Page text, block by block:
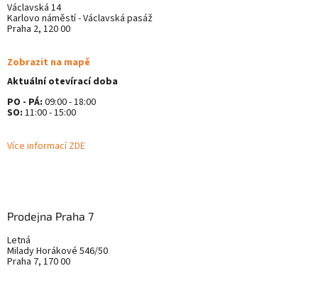
Václavská 14
Karlovo náměstí - Václavská pasáž
Praha 2, 120 00
Zobrazit na mapě
Aktuální otevírací doba
PO - PÁ: 09:00 - 18:00
SO: 11:00 - 15:00
Více informací ZDE
Prodejna Praha 7
Letná
Milady Horákové 546/50
Praha 7, 170 00